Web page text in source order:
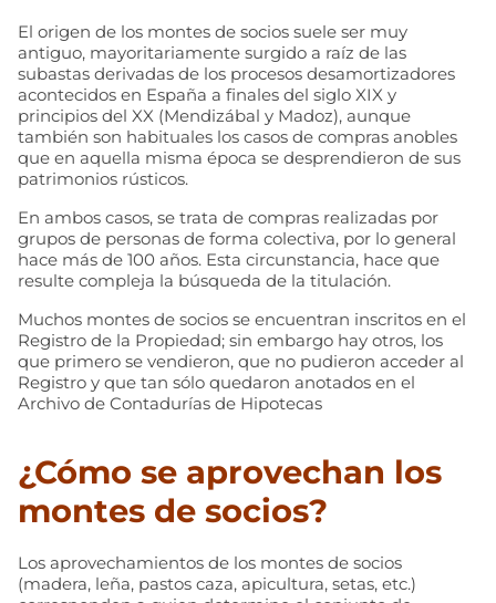
El origen de los montes de socios suele ser muy
antiguo, mayoritariamente surgido a raíz de las
subastas derivadas de los procesos desamortizadores
acontecidos en España a finales del siglo XIX y
principios del XX (Mendizábal y Madoz), aunque
también son habituales los casos de compras anobles
que en aquella misma época se desprendieron de sus
patrimonios rústicos.
En ambos casos, se trata de compras realizadas por
grupos de personas de forma colectiva, por lo general
hace más de 100 años. Esta circunstancia, hace que
resulte compleja la búsqueda de la titulación.
Muchos montes de socios se encuentran inscritos en el
Registro de la Propiedad; sin embargo hay otros, los
que primero se vendieron, que no pudieron acceder al
Registro y que tan sólo quedaron anotados en el
Archivo de Contadurías de Hipotecas
¿Cómo se aprovechan los
montes de socios?
Los aprovechamientos de los montes de socios
(madera, leña, pastos caza, apicultura, setas, etc.)